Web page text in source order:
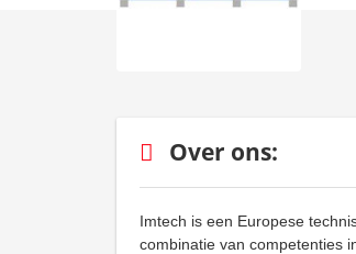
Over ons:
Imtech is een Europese
combinatie van competenties